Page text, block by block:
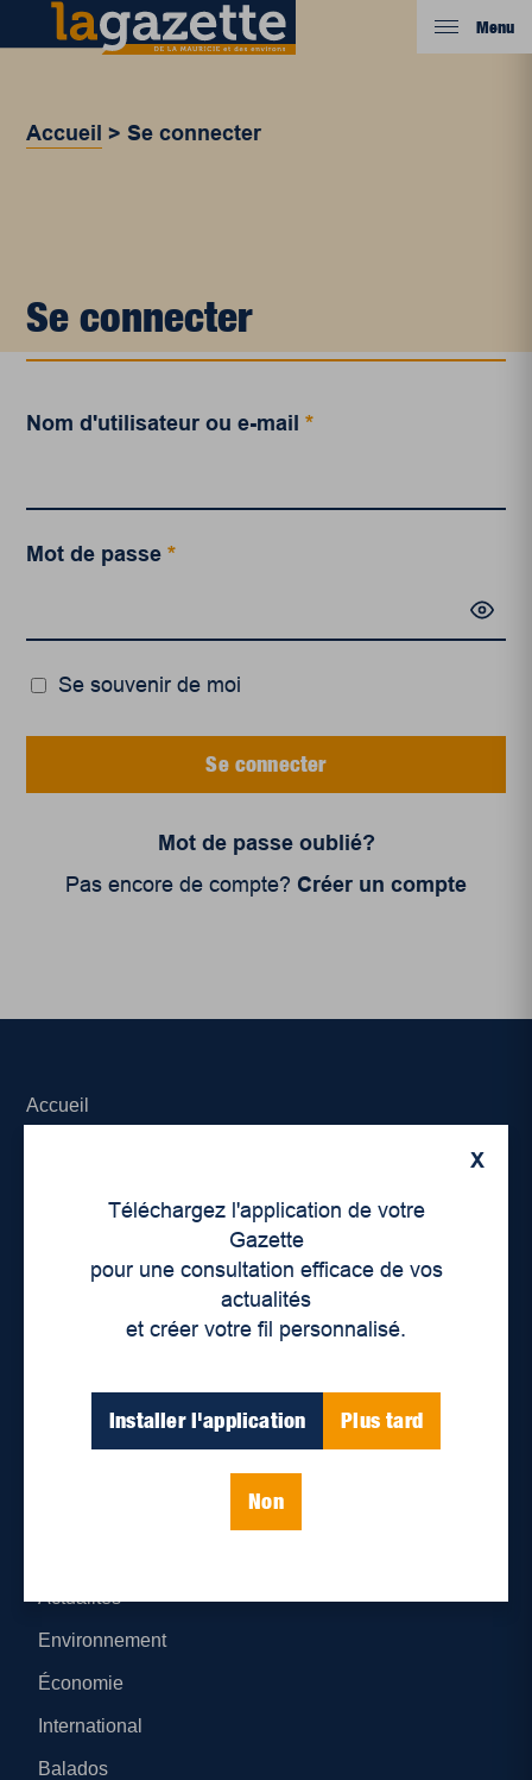
Menu
Accueil >Se connecter
Se connecter
Nom d'utilisateur ou e-mail*
Mot de passe*
Se souvenir de moi
Se connecter
Mot de passe oublié?
Pas encore de compte? Créer un compte
X
Téléchargez l'application de votre
Gazette
pour une consultation efficace de vos
actualités
et créer votre fil personnalisé.
Installer l'application Plus tard
Non
Accueil
Déontologie et confidentialité
Devenir partenaire
Lieux de distribution
Nous joindre
Parutions numériques
Actualités
Environnement
Économie
International
Balados